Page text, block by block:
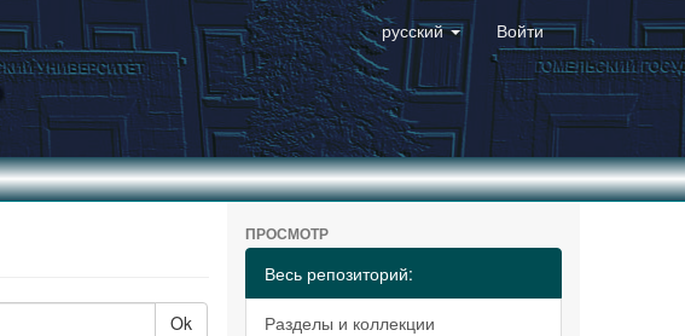
русский Войти
Ok
ПРОСМОТР
Весь репозиторий:
Разделы и коллекции